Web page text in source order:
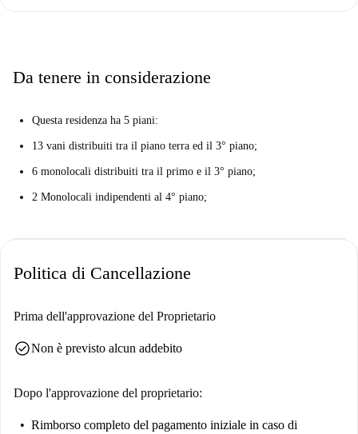
Da tenere in considerazione
Questa residenza ha 5 piani:
13 vani distribuiti tra il piano terra ed il 3° piano;
6 monolocali distribuiti tra il primo e il 3° piano;
2 Monolocali indipendenti al 4° piano;
Politica di Cancellazione
Prima dell'approvazione del Proprietario
check_circleNon è previsto alcun addebito
Dopo l'approvazione del proprietario:
Rimborso completo del pagamento iniziale in caso di